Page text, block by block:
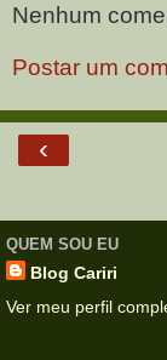
Nenhum
Postar um
‹
QUEM SOU EU
Blog Cariri
Ver meu perfil